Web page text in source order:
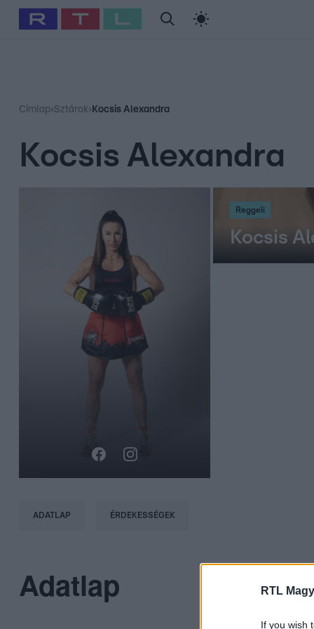
RTL
If you wish
Babits Marcella Szellő István Most Wanted
Címlap›Sztárok› Kocsis Alexandra
Kocsis Alexandra
Reggeli
Kocsis
ADATLAP ÉRDEKESSÉGEK
Adatlap